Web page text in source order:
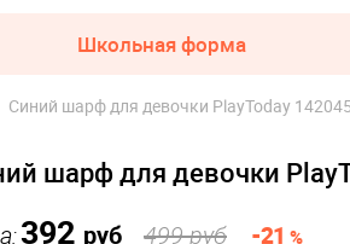
Школьная форма
Синий шарф для девочки PlayToday 142045
шарф для девочки
392 руб 499 руб -21 %